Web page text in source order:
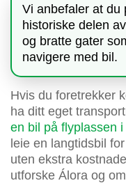
Vi anbefaler at du
historiske delen
og bratte gater
navigere med bil.
Hvis du foretrekker
ha ditt eget
en bil på flyplassen
leie en langtidsbil
uten ekstra
utforske Álora og